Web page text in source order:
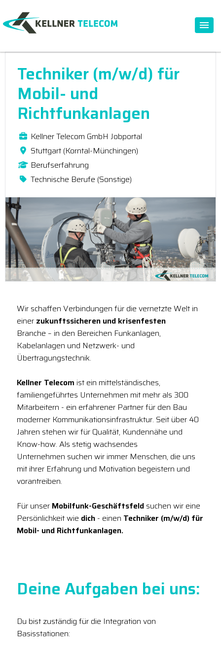
Techniker (m/w/d) für
Mobil- und
Richtfunkanlagen
Kellner Telecom GmbH Jobportal
Stuttgart (Korntal-Münchingen)
Berufserfahrung
Technische Berufe (Sonstige)
Wir schaffen Verbindungen für die vernetzte Welt in
einer zukunftssicheren und krisenfesten
Branche – in den Bereichen Funkanlagen,
Kabelanlagen und Netzwerk- und
Übertragungstechnik.
Kellner Telecom ist ein mittelständisches,
familiengeführtes Unternehmen mit mehr als 300
Mitarbeitern - ein erfahrener Partner für den Bau
moderner Kommunikationsinfrastruktur. Seit über 40
Jahren stehen wir für Qualität, Kundennähe und
Know-how. Als stetig wachsendes
Unternehmen suchen wir immer Menschen, die uns
mit ihrer Erfahrung und Motivation begeistern und
vorantreiben.
Für unser Mobilfunk-Geschäftsfeld suchen wir eine
Persönlichkeit wie dich - einen Techniker (m/w/d) für
Mobil- und Richtfunkanlagen.
Deine Aufgaben bei uns:
Du bist zuständig für die Integration von
Basisstationen: